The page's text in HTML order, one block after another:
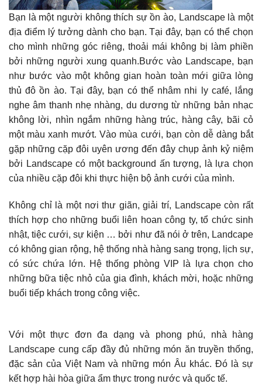
Bạn là một người không thích sự ồn ào, Landscape là một
địa điểm lý tưởng dành cho bạn. Tại đây, bạn có thể chọn
cho mình những góc riêng, thoải mái không bị làm phiền
bởi những người xung quanh.Bước vào Landscape, bạn
như bước vào một không gian hoàn toàn mới giữa lòng
thủ đô ồn ào. Tại đây, bạn có thể nhâm nhi ly café, lắng
nghe âm thanh nhẹ nhàng, du dương từ những bản nhạc
không lời, nhìn ngắm những hàng trúc, hàng cây, bãi cỏ
một màu xanh mướt. Vào mùa cưới, bạn còn dễ dàng bắt
gặp những cặp đôi uyên ương đến đây chụp ảnh kỷ niệm
bởi Landscape có một background ấn tượng, là lựa chọn
của nhiều cặp đôi khi thực hiện bộ ảnh cưới của mình.
Không chỉ là một nơi thư giãn, giải trí, Landscape còn rất
thích hợp cho những buổi liên hoan công ty, tổ chức sinh
nhật, tiệc cưới, sự kiện … bởi như đã nói ở trên, Landcape
có không gian rộng, hệ thống nhà hàng sang trọng, lịch sự,
có sức chứa lớn. Hệ thống phòng VIP là lựa chọn cho
những bữa tiệc nhỏ của gia đình, khách mời, hoặc những
buổi tiếp khách trong công việc.
Với một thực đơn đa dạng và phong phú, nhà hàng
Landscape cung cấp đầy đủ những món ăn truyền thống,
đặc sản của Việt Nam và những món Âu khác. Đó là sự
kết hợp hài hòa giữa ẩm thực trong nước và quốc tế.